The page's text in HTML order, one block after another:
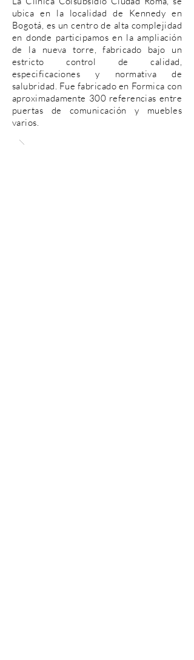
ubica en la localidad de Kennedy en
Bogotá, es un centro de alta complejidad
en donde participamos en la ampliación
de la nueva torre, fabricado bajo un
estricto control de calidad,
especificaciones y normativa de
salubridad. Fue fabricado en Formica con
aproximadamente 300 referencias entre
puertas de comunicación y muebles
varios.